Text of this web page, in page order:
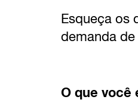
Esqueça os
demanda de
O que você